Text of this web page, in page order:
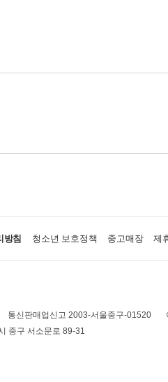
방침 청소년 보호정책 중고매장 제
통신판매업신고 2003-서울중구-01520
중구 서소문로 89-31